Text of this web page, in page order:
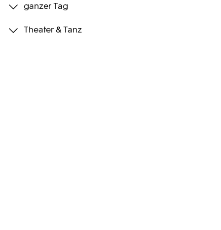
ganzer Tag
Theater & Tanz